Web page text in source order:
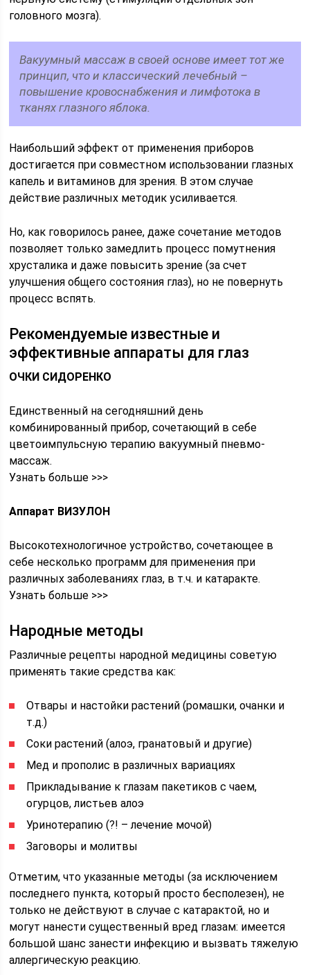
головного мозга).
Вакуумный массаж в своей основе имеет тот же
принцип, что и классический лечебный –
повышение кровоснабжения и лимфотока в
тканях глазного яблока.
Наибольший эффект от применения приборов
достигается при совместном использовании глазных
капель и витаминов для зрения. В этом случае
действие различных методик усиливается.
Но, как говорилось ранее, даже сочетание методов
позволяет только замедлить процесс помутнения
хрусталика и даже повысить зрение (за счет
улучшения общего состояния глаз), но не повернуть
процесс вспять.
Рекомендуемые известные и
эффективные аппараты для глаз
ОЧКИ СИДОРЕНКО
Единственный на сегодняшний день
комбинированный прибор, сочетающий в себе
цветоимпульсную терапию вакуумный пневмо-
массаж.
Узнать больше >>>
Аппарат ВИЗУЛОН
Высокотехнологичное устройство, сочетающее в
себе несколько программ для применения при
различных заболеваниях глаз, в т.ч. и катаракте.
Узнать больше >>>
Народные методы
Различные рецепты народной медицины советую
применять такие средства как:
Отвары и настойки растений (ромашки, очанки и
т.д.)
Соки растений (алоэ, гранатовый и другие)
Мед и прополис в различных вариациях
Прикладывание к глазам пакетиков с чаем,
огурцов, листьев алоэ
Уринотерапию (?! – лечение мочой)
Заговоры и молитвы
Отметим, что указанные методы (за исключением
последнего пункта, который просто бесполезен), не
только не действуют в случае с катарактой, но и
могут нанести существенный вред глазам: имеется
большой шанс занести инфекцию и вызвать тяжелую
аллергическую реакцию.